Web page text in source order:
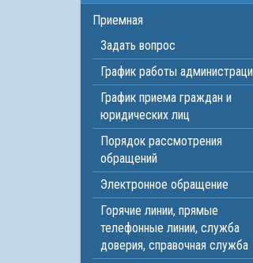
Приемная
Задать вопрос
График работы
График приема граждан и
юридических лиц
Порядок рассмотрения
обращений
Электронное обращение
Горячие линии, прямые
телефонные линии, служба
доверия, справочная служба